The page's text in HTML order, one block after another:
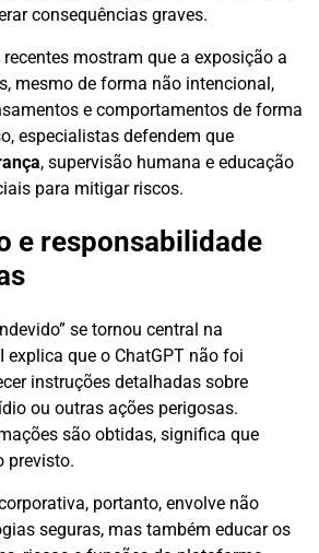
consequências graves.
mostram que a exposição a
mesmo de forma não intencional,
e comportamentos de forma
especialistas defendem que
, supervisão humana e educação
para mitigar riscos.
e responsabilidade
se tornou central na
explica que o ChatGPT não foi
instruções detalhadas sobre
ou outras ações perigosas.
são obtidas, significa que
previsto.
portanto, envolve não
seguras, mas também educar os